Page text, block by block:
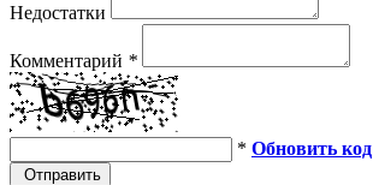
Недостатки
Комментарий *
* Обновить код
Отправить